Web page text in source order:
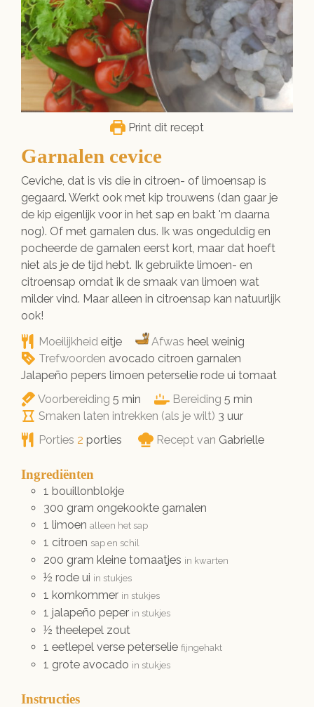
Print dit recept
Garnalen cevice
Ceviche, dat is vis die in citroen- of limoensap is
gegaard. Werkt ook met kip trouwens (dan gaar je
de kip eigenlijk voor in het sap en bakt 'm daarna
nog). Of met garnalen dus. Ik was ongeduldig en
pocheerde de garnalen eerst kort, maar dat hoeft
niet als je de tijd hebt. Ik gebruikte limoen- en
citroensap omdat ik de smaak van limoen wat
milder vind. Maar alleen in citroensap kan natuurlijk
ook!
Moeilijkheideitje Afwas heel weinig
Trefwoorden avocado citroen garnalen
Jalapeño pepers limoen peterselie rode ui tomaat
Voorbereiding5 minuten
min Bereiding 5minuten
min
Smaken laten intrekken (als je wilt) 3 uur
uur
Porties 2 porties Recept van Gabrielle
Ingrediënten
1 bouillonblokje
300 gram ongekookte garnalen
1 limoen alleen het sap
1 citroen sap en schil
200 gram kleine tomaatjes in kwarten
½ rode ui in stukjes
1 komkommer in stukjes
1 jalapeño peper in stukjes
½ theelepel zout
1 eetlepel verse peterselie fijngehakt
1 grote avocado in stukjes
Instructies